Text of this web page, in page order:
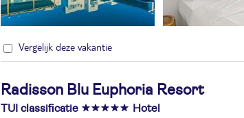
Vergelijk deze vakantie
Radisson Blu Euphoria Resort
TUI classificatie Hotel